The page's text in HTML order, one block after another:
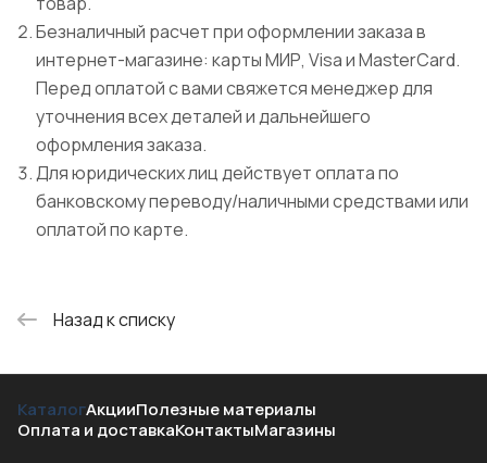
Безналичный расчет при оформлении заказа в
интернет-магазине: карты МИР, Visa и MasterCard.
Перед оплатой с вами свяжется менеджер для
уточнения всех деталей и дальнейшего
оформления заказа.
Для юридических лиц действует оплата по
банковскому переводу/наличными средствами или
оплатой по карте.
Назад к списку
КаталогАкцииПолезные материалы
Оплата и доставкаКонтактыМагазины